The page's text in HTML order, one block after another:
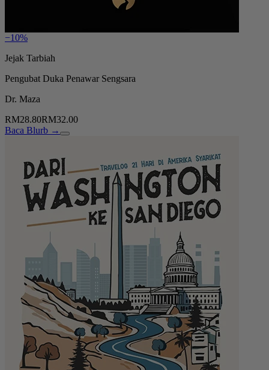
−10%
Jejak Tarbiah
Pengubat Duka Penawar Sengsara
Dr. Maza
RM28.80RM32.00
Baca Blurb →